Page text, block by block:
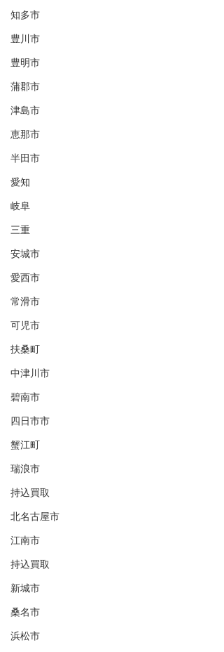
知多市
豊川市
豊明市
蒲郡市
津島市
恵那市
半田市
愛知
岐阜
三重
安城市
愛西市
常滑市
可児市
扶桑町
中津川市
碧南市
四日市市
蟹江町
瑞浪市
持込買取
北名古屋市
江南市
持込買取
新城市
桑名市
浜松市